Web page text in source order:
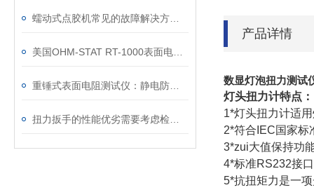
产品详情
数显灯泡扭力测试
灯头扭力计特点：
1*灯头扭力计适
2*符合IEC国家标
3*zui大值保持功
4*标准RS232接
5*抗扭矩力是一